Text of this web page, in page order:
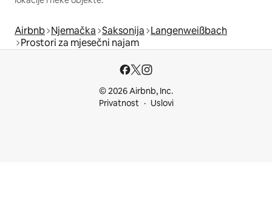
Airbnb Njemačka Saksonija Langenweißbach
Prostori za mjesečni najam
© 2026 Airbnb, Inc.
Privatnost
Uslovi